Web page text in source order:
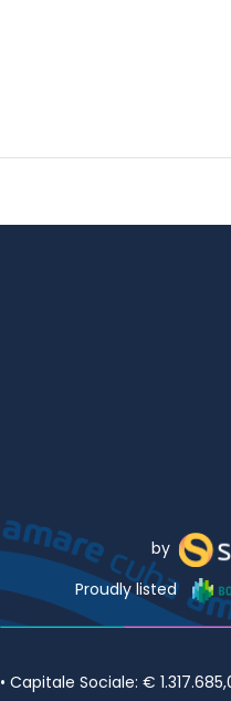
by
Proudly listed
Sociale: €